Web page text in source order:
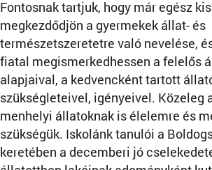
Fontosnak tartjuk, hogy már egész
megkezdődjön a gyermekek állat- és
természetszeretetre való nevelése,
fiatal megismerkedhessen a felelős
alapjaival, a kedvencként tartott
szükségleteivel, igényeivel. Közeleg
menhelyi állatoknak is élelemre és
szükségük. Iskolánk tanulói a
keretében a decemberi jó